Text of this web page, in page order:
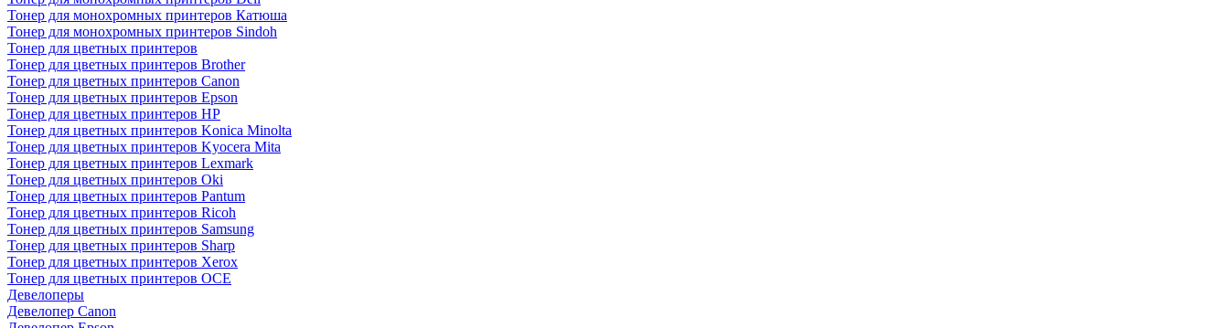
Тонер для монохромных принтеров Катюша
Тонер для монохромных принтеров Sindoh
Тонер для цветных принтеров
Тонер для цветных принтеров Brother
Тонер для цветных принтеров Canon
Тонер для цветных принтеров Epson
Тонер для цветных принтеров HP
Тонер для цветных принтеров Konica Minolta
Тонер для цветных принтеров Kyocera Mita
Тонер для цветных принтеров Lexmark
Тонер для цветных принтеров Oki
Тонер для цветных принтеров Pantum
Тонер для цветных принтеров Ricoh
Тонер для цветных принтеров Samsung
Тонер для цветных принтеров Sharp
Тонер для цветных принтеров Xerox
Тонер для цветных принтеров OCE
Девелоперы
Девелопер Canon